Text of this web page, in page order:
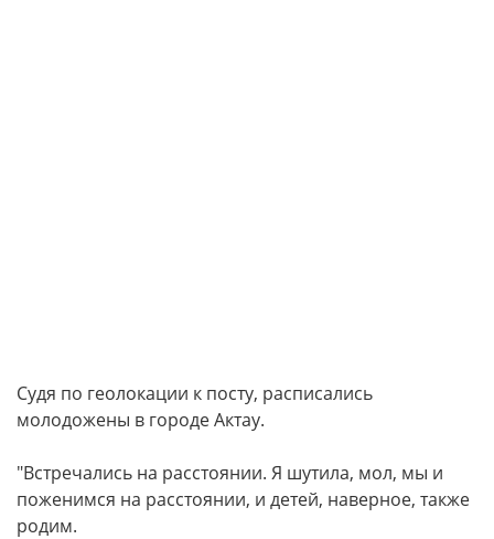
Судя по геолокации к посту, расписались
молодожены в городе Актау.
"Встречались на расстоянии. Я шутила, мол, мы и
поженимся на расстоянии, и детей, наверное, также
родим.